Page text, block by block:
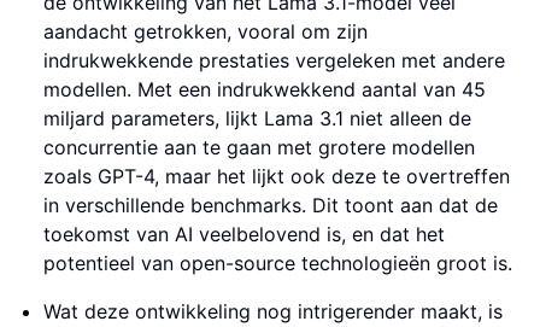
aandacht getrokken, vooral om zijn
indrukwekkende prestaties vergeleken met andere
modellen. Met een indrukwekkend aantal van 45
miljard parameters, lijkt Lama 3.1 niet alleen de
concurrentie aan te gaan met grotere modellen
zoals GPT-4, maar het lijkt ook deze te overtreffen
in verschillende benchmarks. Dit toont aan dat de
toekomst van AI veelbelovend is, en dat het
potentieel van open-source technologieën groot is.
Wat deze ontwikkeling nog intrigerender maakt, is